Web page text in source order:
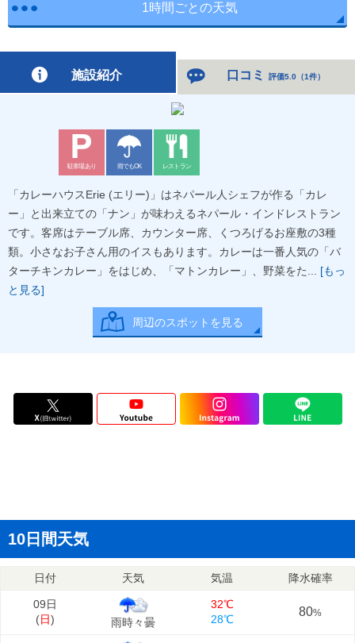
1時間ごとの天気
施設紹介 口コミ 評価5.0 （1件）
駐車場あり 雨でもOK レストラン
「カレーハウスErie (エリー)」はネパール人シェフが作る「カレ
ー」と出来立ての「ナン」が味わえるネパール・インドレストラン
です。客席はテーブル席、カウンター席、くつろげるお座敷の3種
類。小さなお子さん用のイスもあります。カレーは一番人気の「バ
ターチキンカレー」をはじめ、「マトンカレー」、野菜をた... [もっ
と見る]
周辺のスポットを見る
10日間天気
日付 天気 気温 降水確率
09日
(日) 雨時々曇
32℃
28℃
80%